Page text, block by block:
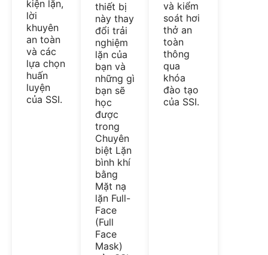
kiện lặn,
lời
khuyên
an toàn
và các
lựa chọn
huấn
luyện
của SSI.
thiết bị
này thay
đổi trải
nghiệm
lặn của
bạn và
những gì
bạn sẽ
học
được
trong
Chuyên
biệt Lặn
bình khí
bằng
Mặt nạ
lặn Full-
Face
(Full
Face
Mask)
và kiểm
soát hơi
thở an
toàn
thông
qua
khóa
đào tạo
của SSI.